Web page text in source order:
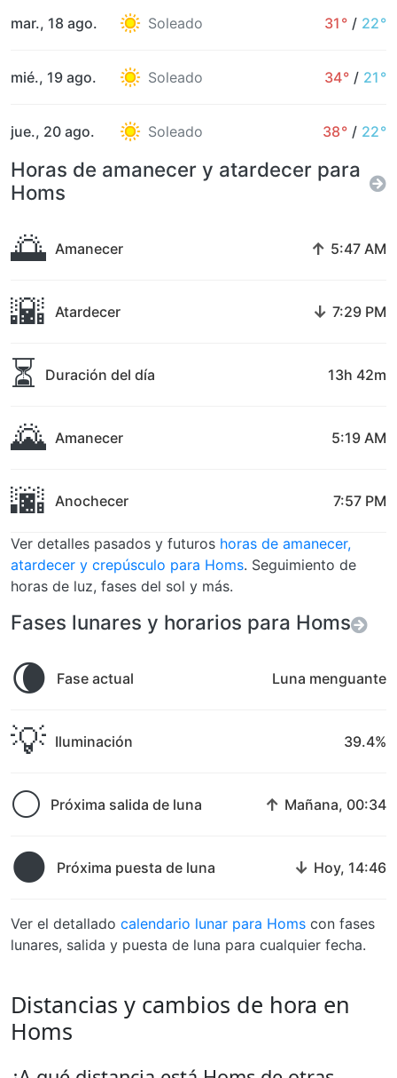
mar., 18 ago. Soleado 31° / 22°
mié., 19 ago. Soleado 34° / 21°
jue., 20 ago. Soleado 38° / 22°
Horas de amanecer y atardecer para
Homs
🌅 Amanecer ↑ 5:47 AM
🌇 Atardecer ↓ 7:29 PM
⏳ Duración del día 13h 42m
🌄 Amanecer 5:19 AM
🌆 Anochecer 7:57 PM
Ver detalles pasados y futuros horas de amanecer,
atardecer y crepúsculo para Homs. Seguimiento de
horas de luz, fases del sol y más.
Fases lunares y horarios para Homs
🌘 Fase actual Luna menguante
💡 Iluminación 39.4%
🌕 Próxima salida de luna ↑ Mañana, 00:34
🌑 Próxima puesta de luna ↓ Hoy, 14:46
Ver el detallado calendario lunar para Homs con fases
lunares, salida y puesta de luna para cualquier fecha.
Distancias y cambios de hora en
Homs